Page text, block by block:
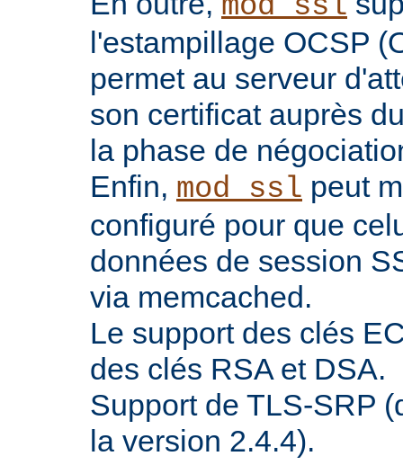
l'estampillage OCSP
permet au serveur
son certificat auprès
la phase de
Enfin, mod_ssl peut
configuré pour que
données de session
via memcached.
Le support des clés
des clés RSA et DSA.
Support de TLS-SRP
la version 2.4.4).